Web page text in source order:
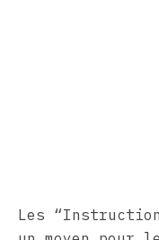
Les